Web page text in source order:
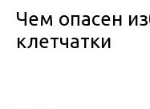
Чем опасен
клетчатки